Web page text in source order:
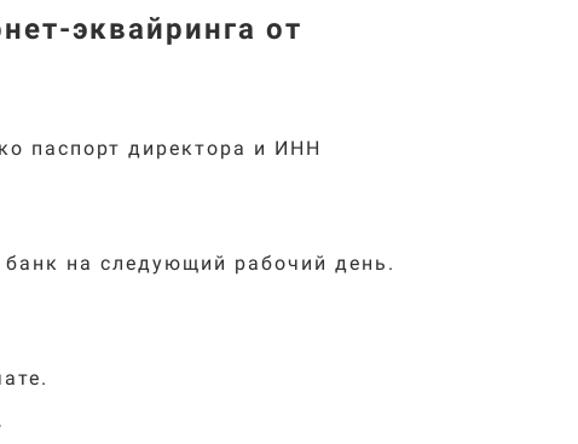
эквайринга от
паспорт директора и ИНН
на следующий рабочий день.